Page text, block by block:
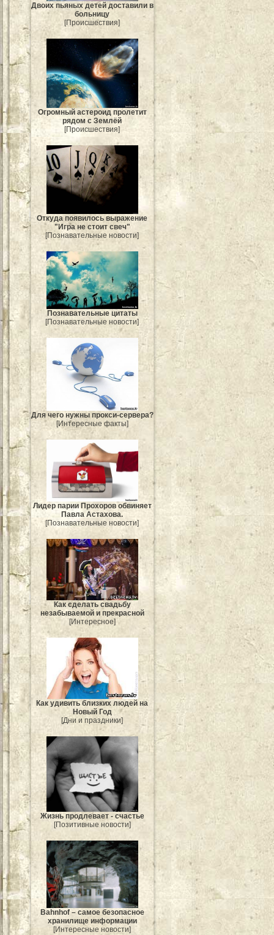
Двоих пьяных детей доставили в
больницу
[Происшествия]
Огромный астероид пролетит
рядом с Землёй
[Происшествия]
Откуда появилось выражение
"Игра не стоит свеч"
[Познавательные новости]
Познавательные цитаты
[Познавательные новости]
Для чего нужны прокси-сервера?
[Интересные факты]
Лидер парии Прохоров обвиняет
Павла Астахова.
[Познавательные новости]
Как сделать свадьбу
незабываемой и прекрасной
[Интересное]
Как удивить близких людей на
Новый Год
[Дни и праздники]
Жизнь продлевает - счастье
[Позитивные новости]
Bahnhof – самое безопасное
хранилище информации
[Интересные новости]